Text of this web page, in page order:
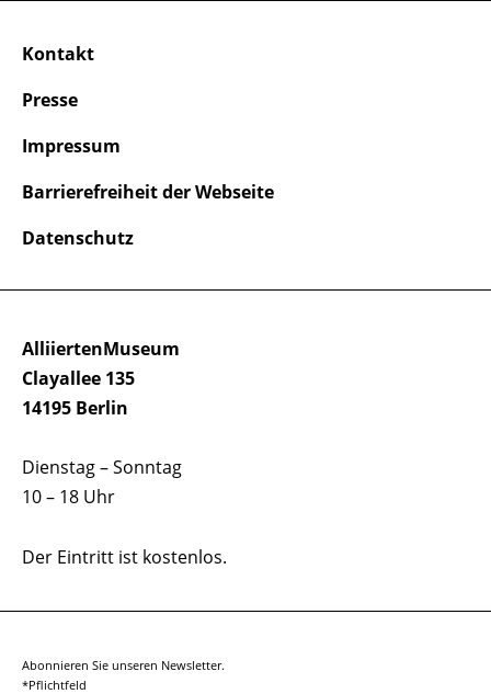
AlliiertenMuseum
Clayallee 135
14195 Berlin
Dienstag – Sonntag
10 – 18 Uhr
Der Eintritt ist kostenlos.
Kontakt
Presse
Impressum
Barrierefreiheit der Webseite
Datenschutz
Abonnieren Sie unseren Newsletter.
*Pflichtfeld